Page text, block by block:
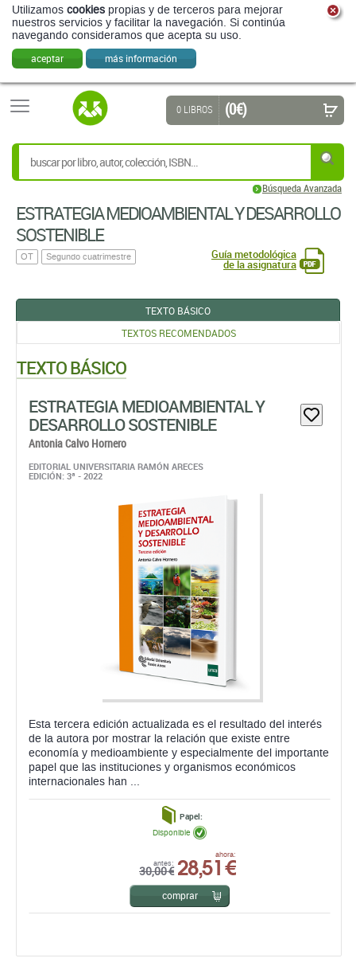
Utilizamos cookies propias y de terceros para mejorar
nuestros servicios y facilitar la navegación. Si continúa
navegando consideramos que acepta su uso.
aceptar más información
Búsqueda Avanzada
0 LIBROS (0 €)
ESTRATEGIA MEDIOAMBIENTAL Y DESARROLLO
SOSTENIBLE
OT Segundo cuatrimestre Guía metodológica
de la asignatura
TEXTO BÁSICO
TEXTOS RECOMENDADOS
TEXTO BÁSICO
ESTRATEGIA MEDIOAMBIENTAL Y
DESARROLLO SOSTENIBLE
Antonia Calvo Hornero
EDITORIAL UNIVERSITARIA RAMÓN ARECES
EDICIÓN: 3ª - 2022
Esta tercera edición actualizada es el resultado del interés
de la autora por mostrar la relación que existe entre
economía y medioambiente y especialmente del importante
papel que las instituciones y organismos económicos
internacionales han ...
Papel:
antes:
30,00 €
ahora:
28,51 €
Disponible
comprar